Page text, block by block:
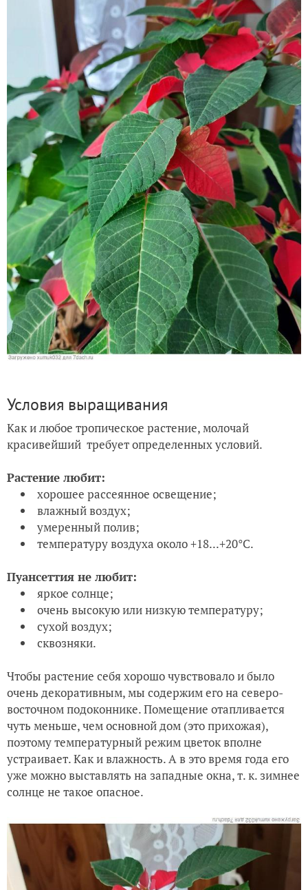
Условия выращивания
Как и любое тропическое растение, молочай
красивейший требует определенных условий.
Растение любит:
хорошее рассеянное освещение;
влажный воздух;
умеренный полив;
температуру воздуха около +18...+20°С.
Пуансеттия не любит:
яркое солнце;
очень высокую или низкую температуру;
сухой воздух;
сквозняки.
Чтобы растение себя хорошо чувствовало и было
очень декоративным, мы содержим его на северо-
восточном подоконнике. Помещение отапливается
чуть меньше, чем основной дом (это прихожая),
поэтому температурный режим цветок вполне
устраивает. Как и влажность. А в это время года его
уже можно выставлять на западные окна, т. к. зимнее
солнце не такое опасное.